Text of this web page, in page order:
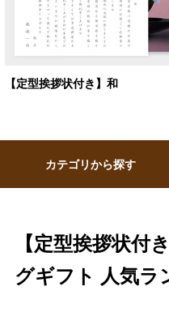
【定型挨拶状付き】和
【定型挨拶状付
グギフト 人気ラ
カテゴリから探す